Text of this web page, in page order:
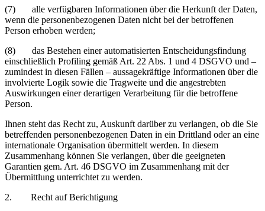
(7) alle verfügbaren Informationen über die Herkunft der Daten,
wenn die personenbezogenen Daten nicht bei der betroffenen
Person erhoben werden;
(8) das Bestehen einer automatisierten Entscheidungsfindung
einschließlich Profiling gemäß Art. 22 Abs. 1 und 4 DSGVO und –
zumindest in diesen Fällen – aussagekräftige Informationen über die
involvierte Logik sowie die Tragweite und die angestrebten
Auswirkungen einer derartigen Verarbeitung für die betroffene
Person.
Ihnen steht das Recht zu, Auskunft darüber zu verlangen, ob die Sie
betreffenden personenbezogenen Daten in ein Drittland oder an eine
internationale Organisation übermittelt werden. In diesem
Zusammenhang können Sie verlangen, über die geeigneten
Garantien gem. Art. 46 DSGVO im Zusammenhang mit der
Übermittlung unterrichtet zu werden.
2. Recht auf Berichtigung